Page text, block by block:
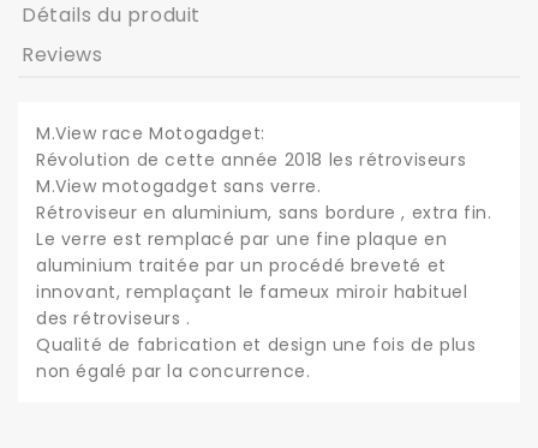
Détails du produit
Reviews
M.View race Motogadget:
Révolution de cette année 2018 les rétroviseurs
M.View motogadget sans verre.
Rétroviseur en aluminium, sans bordure , extra fin.
Le verre est remplacé par une fine plaque en
aluminium traitée par un procédé breveté et
innovant, remplaçant le fameux miroir habituel
des rétroviseurs .
Qualité de fabrication et design une fois de plus
non égalé par la concurrence.